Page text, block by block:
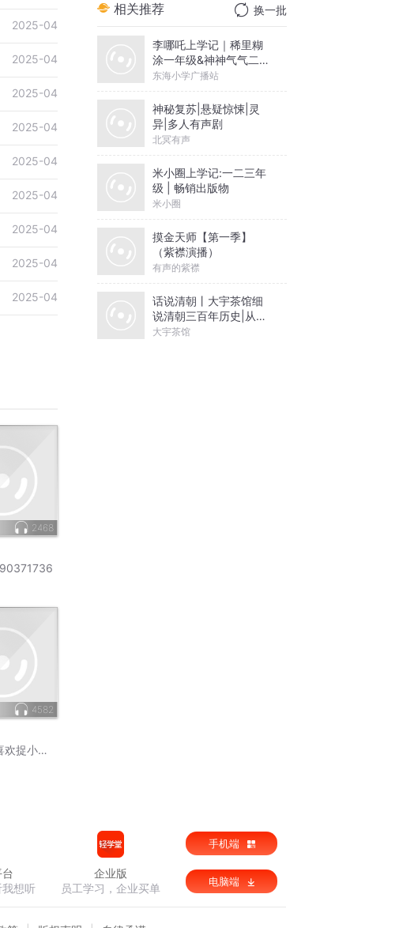
2025-04
2025-04
2025-04
2025-04
2025-04
2025-04
2025-04
2025-04
2025-04
2468
4582
捉小花猫
相关推荐 换一批
李哪吒上学记｜稀里糊
涂一年级&神神气气二年
级
东海小学广播站
神秘复苏|悬疑惊悚|灵
异|多人有声剧
北冥有声
米小圈上学记:一二三年
级 | 畅销出版物
米小圈
摸金天师【第一季】
（紫襟演播）
有声的紫襟
话说清朝丨大宇茶馆细
说清朝三百年历史|从努
尔哈赤到末代皇帝溥仪|
大宇茶馆
我想听
企业版
员工学习，企业买单
手机端
电脑端